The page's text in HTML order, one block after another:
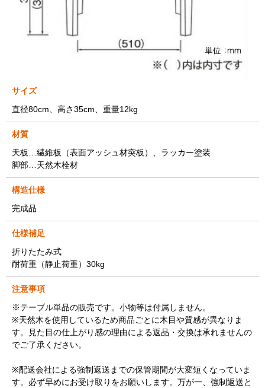
サイズ
直径80cm、高さ35cm、重量12kg
材質
天板…繊維板（表面アッシュ材突板）、ラッカー塗装
脚部…天然木栓材
構造仕様
完成品
仕様補足
折りたたみ式
耐荷重（静止荷重）30kg
注意事項
※テーブル単品の販売です。小物等は付属しません。
※天然木を使用しているため商品ごとに木目や質感が異なりま
す。見た目の仕上がり感の理由による返品・交換は承れませんの
でご了承ください。
※配送会社による強制返送までの保管期間が大変短くなっていま
す。必ず早めにお受け取りをお願いします。万が一、強制返送と